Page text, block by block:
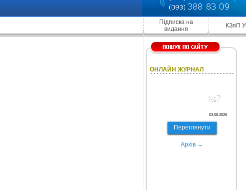
Підписка на
видання
КЗпП
ОНЛАЙН ЖУРНАЛ
№7
03.08.2026
Переглянути
Архів →